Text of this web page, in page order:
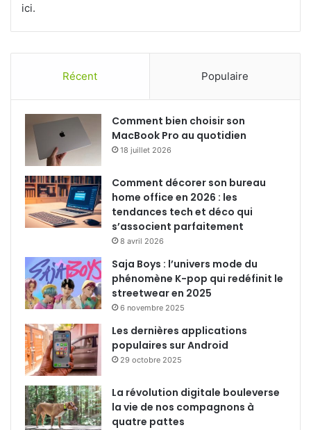
ici.
Récent Populaire
Comment bien choisir son
MacBook Pro au quotidien
18 juillet 2026
Comment décorer son bureau
home office en 2026 : les
tendances tech et déco qui
s’associent parfaitement
8 avril 2026
Saja Boys : l’univers mode du
phénomène K-pop qui redéfinit le
streetwear en 2025
6 novembre 2025
Les dernières applications
populaires sur Android
29 octobre 2025
La révolution digitale bouleverse
la vie de nos compagnons à
quatre pattes